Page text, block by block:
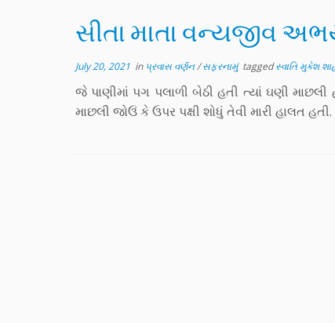
સીતા માતા વન્યજીવ
July 20, 2021in પ્રવાસ વર્ણન/સફરનામું taggedસ્વાતિ મુકેશ
જે પાણીમાં પગ પલાળી બેઠી હતી ત્યાં ઘણી
માછલી જોઉં કે ઉપર પક્ષી શોધું તેવી મારી હાલત હતી.